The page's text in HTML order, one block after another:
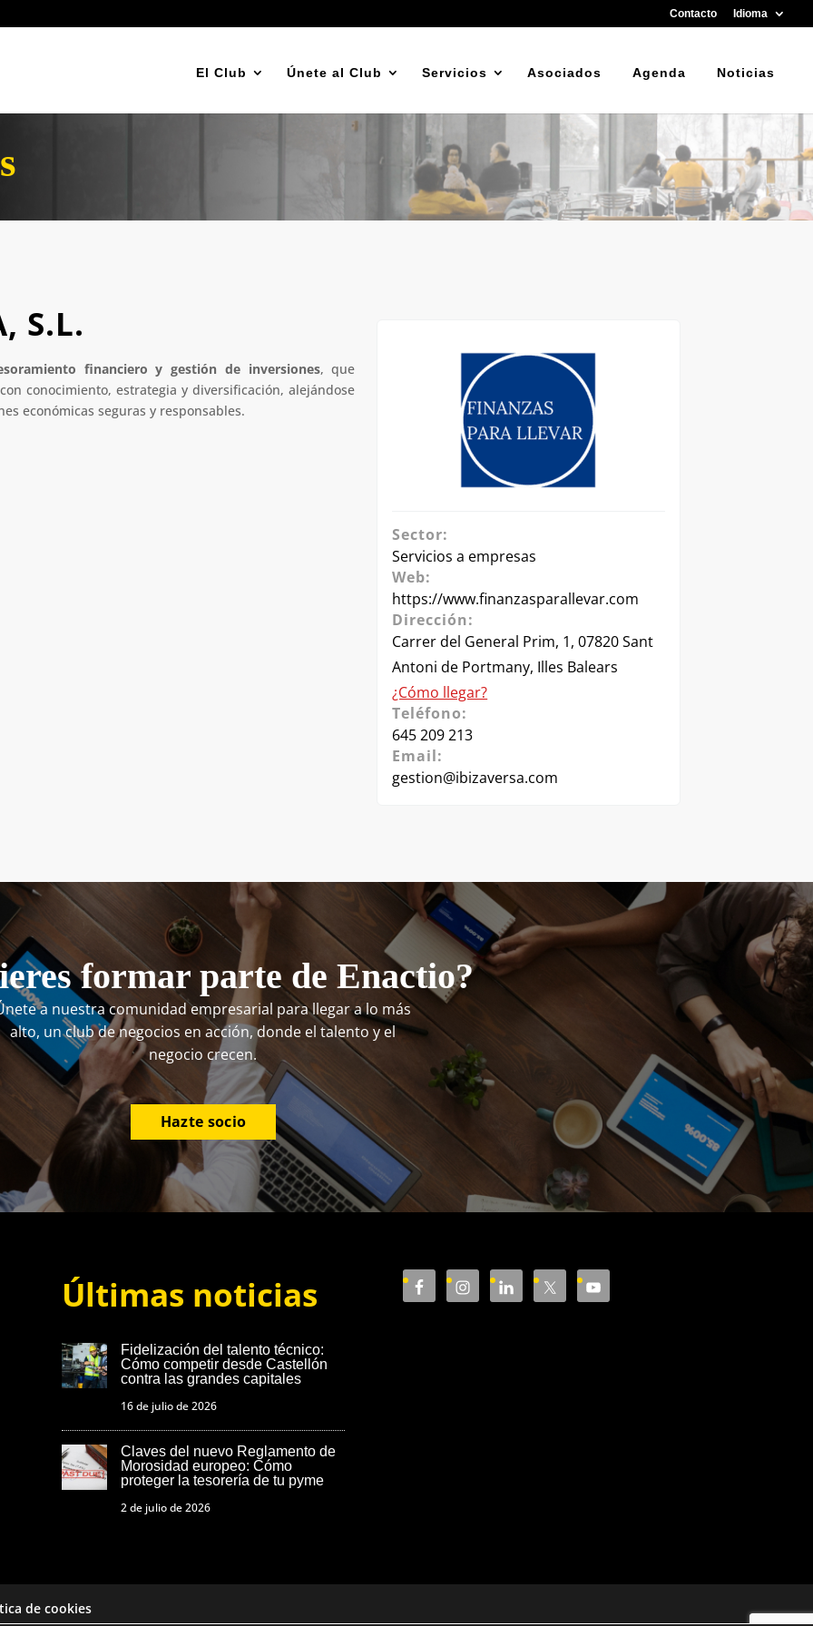
Contacto Idioma
El Club Únete al Club Servicios Asociados Agenda Noticias
S.L.
financiero y gestión de inversiones, que
conocimiento, estrategia y diversificación, alejándose
económicas seguras y responsables.
Sector:
Servicios a empresas
Web:
https://www.finanzasparallevar.com
Dirección:
Carrer del General Prim, 1, 07820 Sant
Antoni de Portmany, Illes Balears
¿Cómo llegar?
Teléfono:
645 209 213
Email:
gestion@ibizaversa.com
formar parte de Enactio?
a nuestra comunidad empresarial para llegar a lo más
alto, un club de negocios en acción, donde el talento y el
negocio crecen.
Hazte socio
Últimas noticias
Fidelización del talento técnico:
Cómo competir desde Castellón
contra las grandes capitales
16 de julio de 2026
Claves del nuevo Reglamento de
Morosidad europeo: Cómo
proteger la tesorería de tu pyme
2 de julio de 2026
de cookies